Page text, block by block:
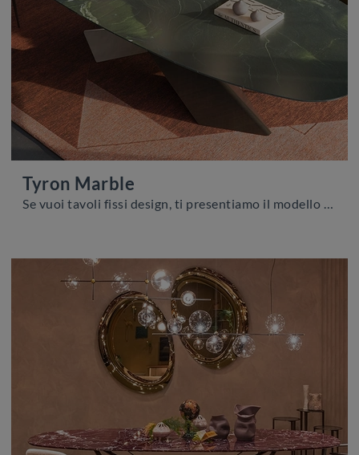
Tyron Marble
Se vuoi tavoli fissi design, ti presentiamo il modello da pranzo in marmo Tyron Marble della firma Cattelan Italia.